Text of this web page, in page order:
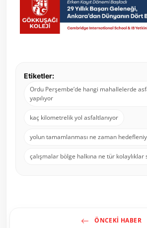
Etiketler:
Ordu Perşembe’de hangi mahallelerde
yapılıyor
kaç kilometrelik yol asfaltlanıyor
yolun tamamlanması ne zaman
çalışmalar bölge halkına ne tür kolaylıklar
ÖNCEKI HABER